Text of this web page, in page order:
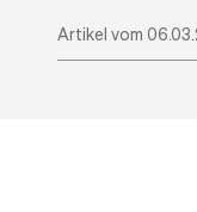
Artikel vom